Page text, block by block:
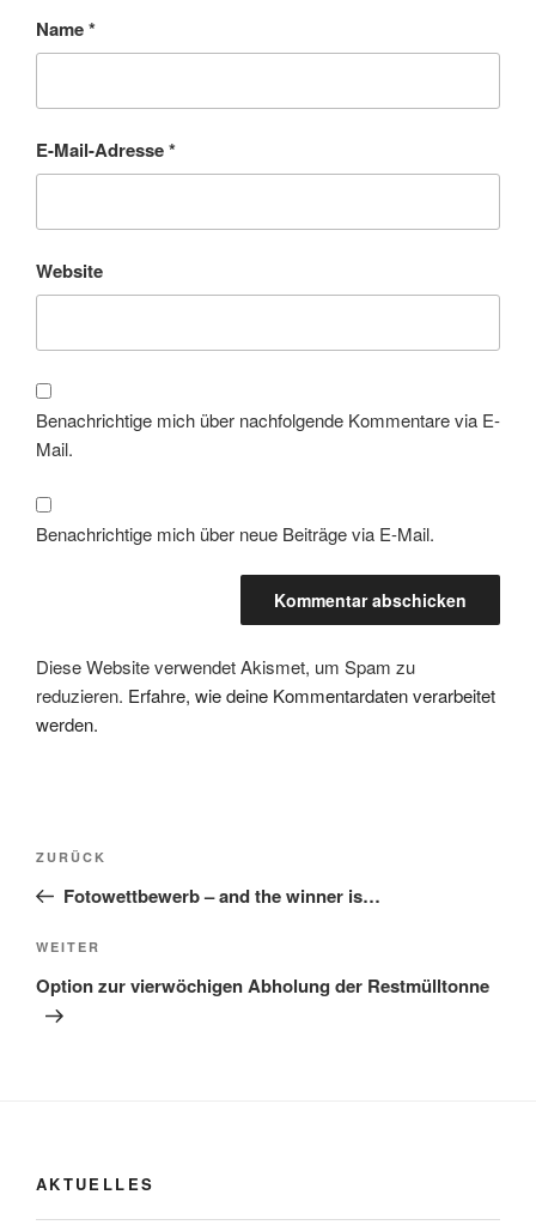
Name*
E-Mail-Adresse*
Website
Benachrichtige mich über nachfolgende Kommentare via E-
Mail.
Benachrichtige mich über neue Beiträge via E-Mail.
Diese Website verwendet Akismet, um Spam zu
reduzieren. Erfahre, wie deine Kommentardaten verarbeitet
werden.
Beitragsnavigation
Vorheriger
Beitrag
ZURÜCK
Fotowettbewerb – and the winner is…
Nächster
Beitrag
WEITER
Option zur vierwöchigen Abholung der Restmülltonne
AKTUELLES